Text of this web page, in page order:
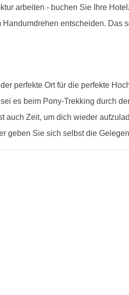
arbeiten - buchen Sie Ihre
entscheiden. Das
perfekte Ort für die perfekte
es beim Pony-Trekking durch
auch Zeit, um dich wieder
geben Sie sich selbst die